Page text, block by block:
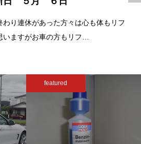
わり連休があった方々は心も体もリフ
いますがお車の方もリフ…
featured